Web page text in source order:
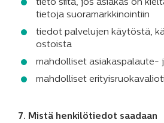
tieto siitä, jos asiakas on
tietoja suoramarkkinointiin
tiedot palvelujen käytöstä,
ostoista
mahdolliset asiakaspalaute-
mahdolliset
7. Mistä henkilötiedot saadaan